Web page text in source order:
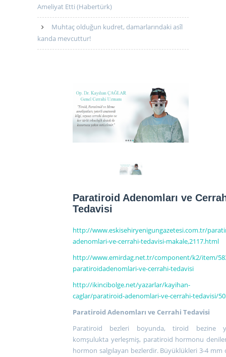
Ameliyat Etti (Habertürk)
Muhtaç olduğun kudret, damarlarındaki asîl
kanda mevcuttur!
Paratiroid Adenomları ve
Tedavisi
http://www.eskisehiryenigungazetesi.com.tr/
adenomlari-ve-cerrahi-tedavisi-makale,2117.html
http://www.emirdag.net.tr/component/k2/item/
paratiroidadenomlari-ve-cerrahi-tedavisi
http://ikincibolge.net/yazarlar/kayihan-
caglar/paratiroid-adenomlari-ve-cerrahi-tedavisi/
Paratiroid Adenomları ve Cerrahi Tedavisi
Paratiroid bezleri boyunda, tiroid bezine
komşulukta yerleşmiş, paratiroid hormonu
hormon salgılayan bezlerdir. Büyüklükleri 3-4 mm